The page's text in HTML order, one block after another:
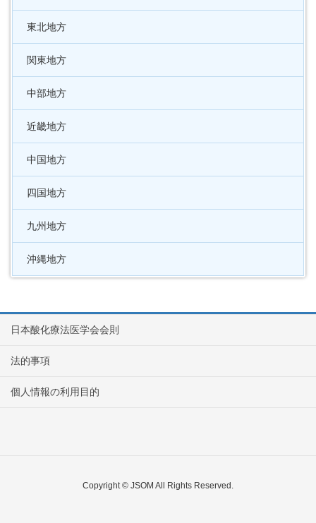
東北地方
関東地方
中部地方
近畿地方
中国地方
四国地方
九州地方
沖縄地方
日本酸化療法医学会会則
法的事項
個人情報の利用目的
Copyright © JSOM All Rights Reserved.